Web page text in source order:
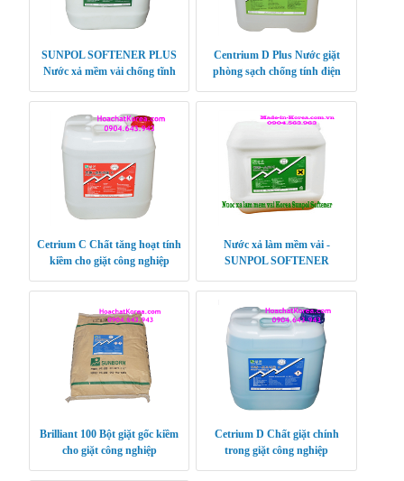
SUNPOL SOFTENER PLUS
Nước xả mềm vải chống tĩnh
Centrium D Plus Nước giặt
phòng sạch chống tính điện
Cetrium C Chất tăng hoạt tính
kiềm cho giặt công nghiệp
Nước xả làm mềm vải -
SUNPOL SOFTENER
Brilliant 100 Bột giặt gốc kiềm
cho giặt công nghiệp
Cetrium D Chất giặt chính
trong giặt công nghiệp